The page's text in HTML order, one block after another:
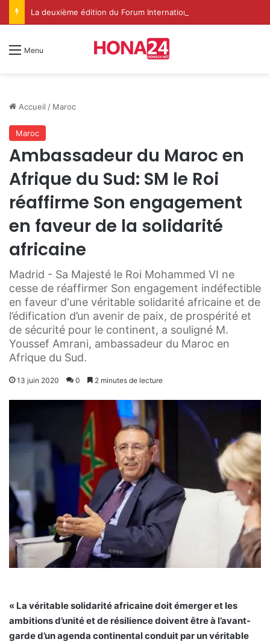
Menu
Accueil / Maroc
Maroc
Ambassadeur du Maroc en
Afrique du Sud: SM le Roi
réaffirme Son engagement
en faveur de la solidarité
africaine
Madrid - Sa Majesté le Roi Mohammed VI ne
cesse de réaffirmer Son engagement indéfectible
en faveur d'une véritable solidarité africaine et de
l’édification d’un avenir de paix, de prospérité et
de sécurité pour le continent, a souligné M.
Youssef Amrani, ambassadeur du Maroc en
Afrique du Sud.
13 juin 2020 0 2 minutes de lecture
« La véritable solidarité africaine doit émerger et les
ambitions d’unité et de résilience doivent être à l’avant-
garde d’un agenda continental conduit par un véritable